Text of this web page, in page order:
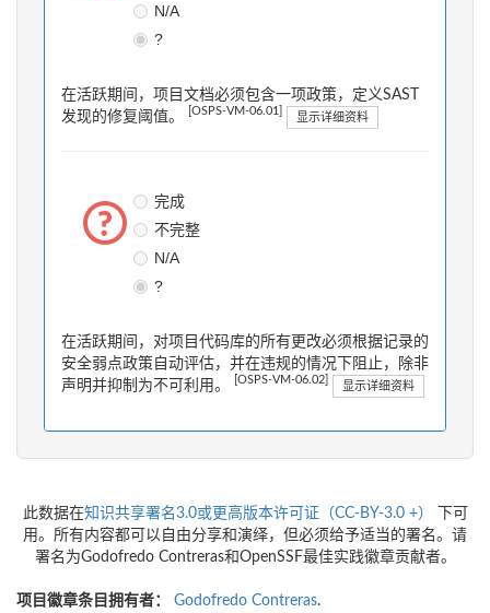
N/A
?
在活跃期间，项目文档必须包含一项政策，定义SAST
发现的修复阈值。
[OSPS-VM-06.01] 显示详细资料
完成
不完整
N/A
?
在活跃期间，对项目代码库的所有更改必须根据记录的
安全弱点政策自动评估，并在违规的情况下阻止，除非
声明并抑制为不可利用。
[OSPS-VM-06.02] 显示详细资料
此数据在知识共享署名3.0或更高版本许可证（CC-BY-3.0 +）
下可
用。所有内容都可以自由分享和演绎，但必须给予适当的署名。请
署名为Godofredo Contreras和OpenSSF最佳实践徽章贡献者。
项目徽章条目拥有者： Godofredo Contreras.